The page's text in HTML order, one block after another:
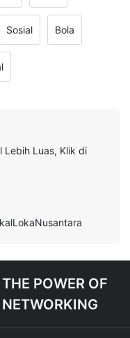
Sosial Bola
Lebih Luas, Klik di
THE POWER OF
NETWORKING